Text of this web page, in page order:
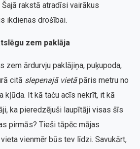
rakstā atradīsi vairākus
ikdienas drošībai.
zem paklāja
zem ārdurvju paklājiņa, puķupoda,
citā slepenajā vietāpāris metru no
kļūda. It kā taču acīs nekrīt, it kā
ka pieredzējuši laupītāji visas šīs
pirmās? Tieši tāpēc mājas
vienmēr būs tev līdzi. Savukārt,